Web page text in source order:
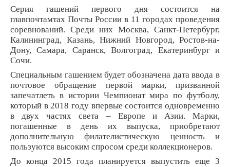
Серия гашений первого дня состоится на
главпочтамтах Почты России в 11 городах проведения
соревнований. Среди них Москва, Санкт-Петербург,
Калининград, Казань, Нижний Новгород, Ростов-на-
Дону, Самара, Саранск, Волгоград, Екатеринбург и
Сочи.
Специальным гашением будет обозначена дата ввода в
почтовое обращение первой марки, призванной
запечатлеть в истории Чемпионат мира по футболу,
который в 2018 году впервые состоится одновременно
в двух частях света – Европе и Азии. Марки,
погашенные в день их выпуска, приобретают
дополнительную филателистическую ценность и
пользуются высоким спросом среди коллекционеров.
До конца 2015 года планируется выпустить еще 3